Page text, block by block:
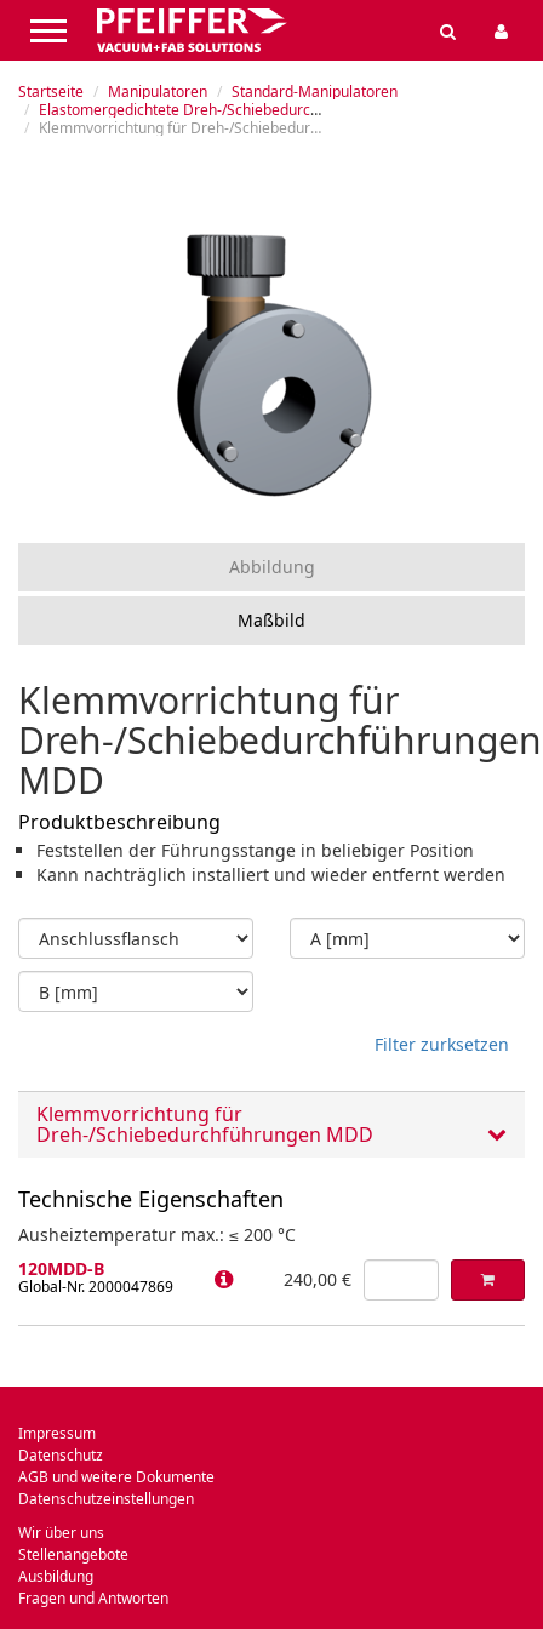
Startseite Manipulatoren
Standard-Manipulatoren
Elastomergedichtete Dreh-/Schiebedurchführungen
Klemmvorrichtung für Dreh-/Schiebedurchführungen MDD
Abbildung
Maßbild
Klemmvorrichtung für
Dreh-/Schiebedurchführungen
MDD
Produktbeschreibung
Feststellen der Führungsstange in beliebiger Position
Kann nachträglich installiert und wieder entfernt werden
Filter zurksetzen
Klemmvorrichtung für
Dreh-/Schiebedurchführungen MDD
Technische Eigenschaften
Ausheiztemperatur max.: ≤ 200 °C
120MDD-B
Global-Nr. 2000047869 240,00 €
Impressum
Datenschutz
AGB und weitere Dokumente
Datenschutzeinstellungen
Wir über uns
Stellenangebote
Ausbildung
Fragen und Antworten